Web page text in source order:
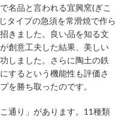
名品と言われる宜興窯(ぎこ
タイプの急須を常滑焼で作ら
きました。良い品を知る文
創意工夫した結果、美しい
しました。さらに陶土の鉄
するという機能性も評価さ
を勝ち取ったのです。
通り」があります。11種類